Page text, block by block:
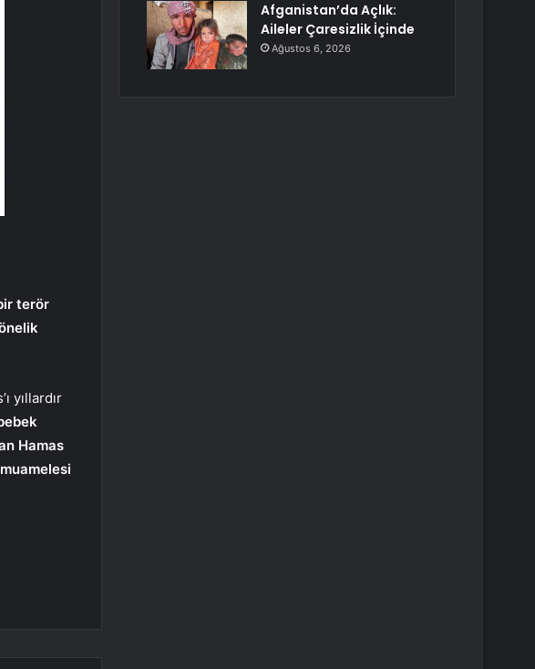
terör
yıllardır
Hamas
Afganistan’da Açlık:
Aileler Çaresizlik İçinde
Ağustos 6, 2026